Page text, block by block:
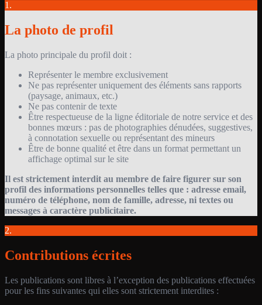
1.
La photo de profil
La photo principale du profil doit :
Représenter le membre exclusivement
Ne pas représenter uniquement des éléments sans rapports
(paysage, animaux, etc.)
Ne pas contenir de texte
Être respectueuse de la ligne éditoriale de notre service et des
bonnes mœurs : pas de photographies dénudées, suggestives,
à connotation sexuelle ou représentant des mineurs
Être de bonne qualité et être dans un format permettant un
affichage optimal sur le site
Il est strictement interdit au membre de faire figurer sur son
profil des informations personnelles telles que : adresse email,
numéro de téléphone, nom de famille, adresse, ni textes ou
messages à caractère publicitaire.
2.
Contributions écrites
Les publications sont libres à l’exception des publications effectuées
pour les fins suivantes qui elles sont strictement interdites :